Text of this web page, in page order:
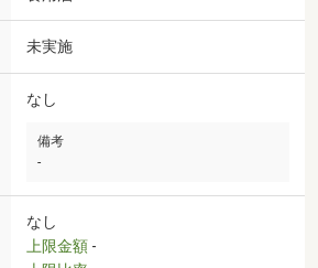
未実施
なし
備考
-
なし
上限金額 -